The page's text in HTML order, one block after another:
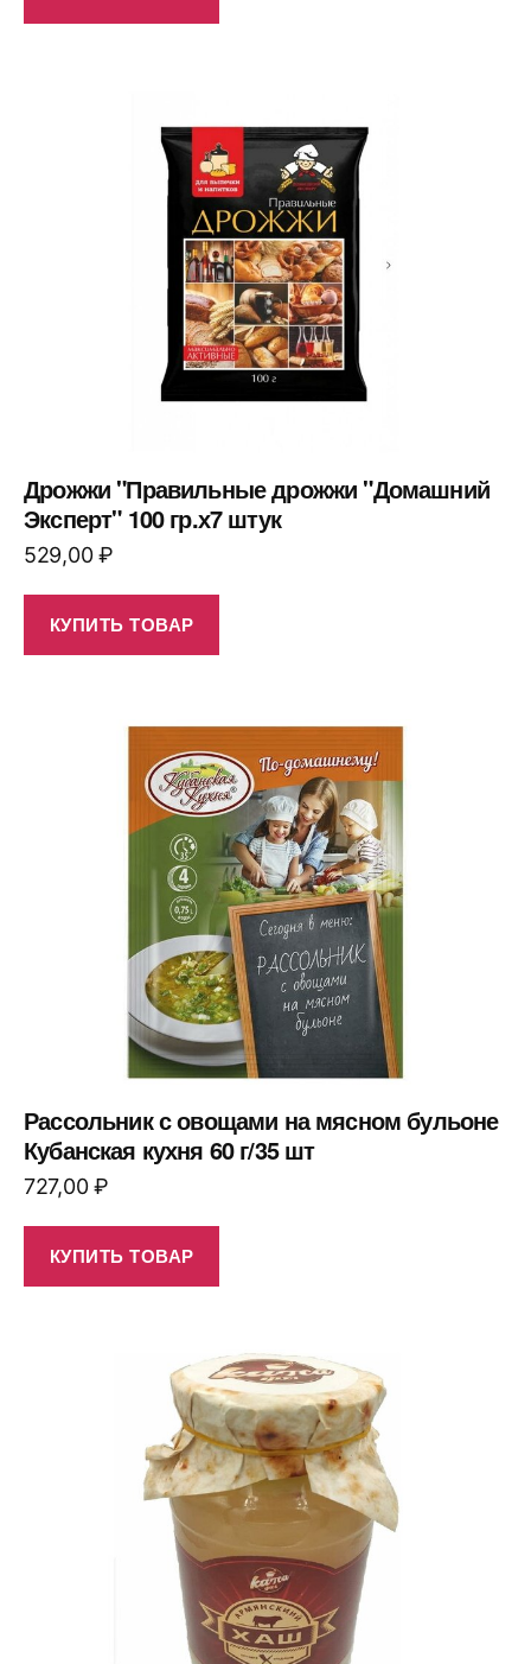
Дрожжи "Правильные дрожжи "Домашний
Эксперт" 100 гр.х7 штук
529,00₽
КУПИТЬ ТОВАР
Рассольник с овощами на мясном бульоне
Кубанская кухня 60 г/35 шт
727,00₽
КУПИТЬ ТОВАР